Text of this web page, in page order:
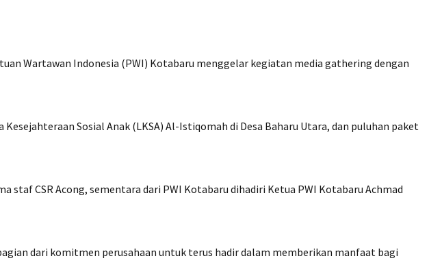
Wartawan Indonesia (PWI) Kotabaru menggelar kegiatan media gathering dengan
Sosial Anak (LKSA) Al-Istiqomah di Desa Baharu Utara, dan puluhan paket
staf CSR Acong, sementara dari PWI Kotabaru dihadiri Ketua PWI Kotabaru Achmad
dari komitmen perusahaan untuk terus hadir dalam memberikan manfaat bagi